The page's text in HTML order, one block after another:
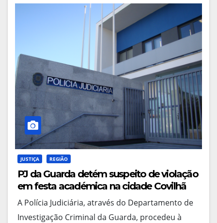
JUSTIÇA REGIÃO
PJ da Guarda detém suspeito de violação
em festa académica na cidade Covilhã
A Polícia Judiciária, através do Departamento de
Investigação Criminal da Guarda, procedeu à